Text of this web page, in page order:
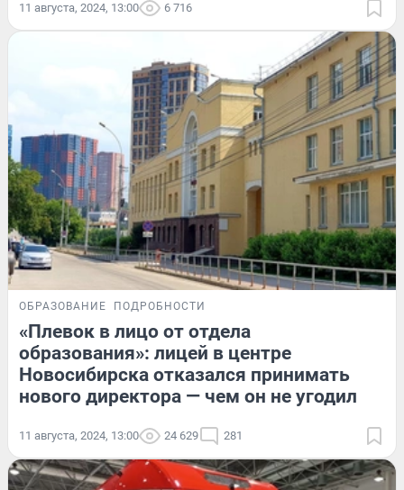
11 августа, 2024, 13:00 6 716
ОБРАЗОВАНИЕ ПОДРОБНОСТИ
«Плевок в лицо от отдела
образования»: лицей в центре
Новосибирска отказался принимать
нового директора — чем он не угодил
11 августа, 2024, 13:00 24 629 281